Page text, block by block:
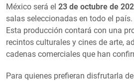
México será el 23 de octubre de
salas seleccionadas en todo el país.
Esta producción contará con una
recintos culturales y cines de arte,
cadenas comerciales que han
Para quienes prefieran disfrutarla